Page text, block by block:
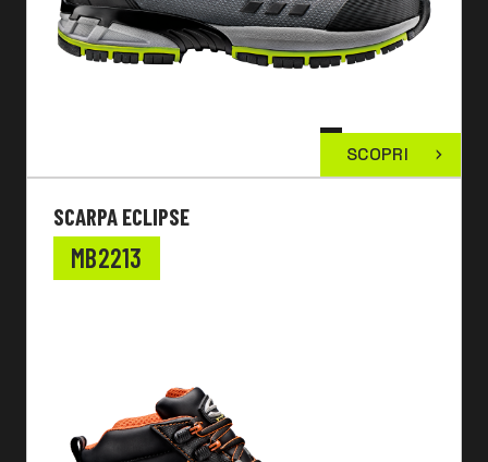
SCOPRI
SCARPA ECLIPSE
MB2213